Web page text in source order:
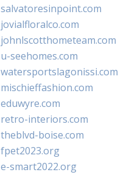
salvatoresinpoint.com
jovialfloralco.com
johnlscotthometeam.com
u-seehomes.com
watersportslagonissi.com
mischieffashion.com
eduwyre.com
retro-interiors.com
theblvd-boise.com
fpet2023.org
e-smart2022.org